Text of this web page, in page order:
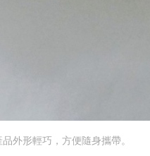
品外形輕巧，方便隨身攜帶。